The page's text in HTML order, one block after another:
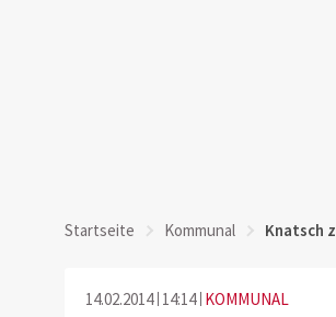
Startseite Kommunal Knatsch
14.02.2014 14:14 KOMMUNAL